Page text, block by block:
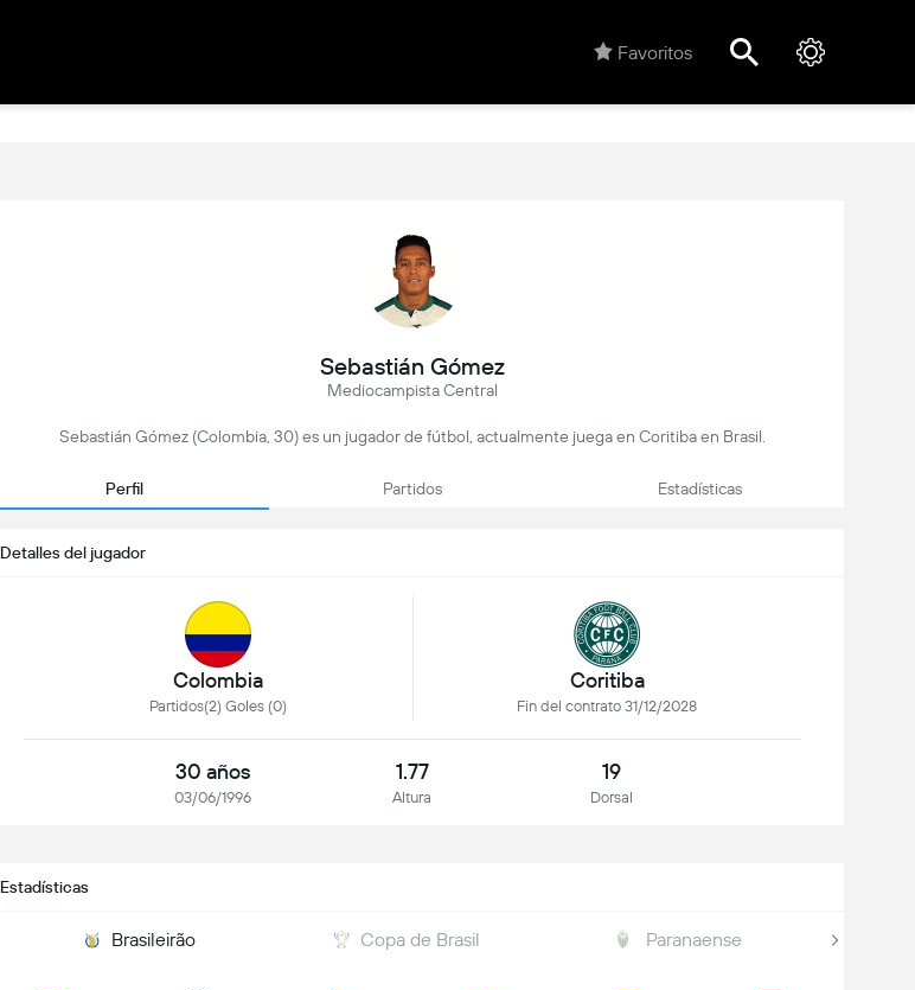
Favoritos
Sebastián Gómez
Mediocampista Central
Sebastián Gómez (Colombia, 30) es un jugador de fútbol, actualmente juega en Coritiba en Brasil.
Perfil Partidos Estadísticas
Detalles del jugador
Colombia
Partidos(2) Goles (0)
Coritiba
Fin del contrato 31/12/2028
30 años
03/06/1996
1.77
Altura
19
Dorsal
Estadísticas
Brasileirão Copa de Brasil Paranaense